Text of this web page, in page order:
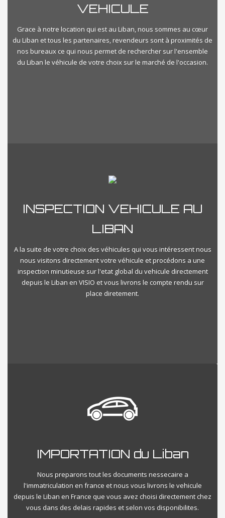
VEHICULE
Grace à notre location qui est au Liban, nous sommes au cœur
du Liban et tous les partenaires, revendeurs sont à proximités de
nos bureaux ce qui nous permet de rechercher sur l'ensemble
du Liban le véhicule de votre choix sur le marché de l'occasion.
INSPECTION VEHICULE AU
LIBAN
A la suite de votre choix des véhicules qui vous intéressent nous
nous visitons directement votre véhicule et procédons a une
inspection minutieuse sur l'etat global du vehicule directement
depuis le Liban en VISIO et vous livrons le compte rendu sur
place diretement.
IMPORTATION du Liban
Nous preparons tout les documents nessecaire a
l'immatriculation en france et nous vous livrons le vehicule
depuis le Liban en France que vous avez choisi directement chez
vous dans des delais rapides et selon vos disponibilites.